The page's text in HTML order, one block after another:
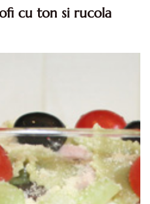
cu ton si rucola
cu ton si rucola